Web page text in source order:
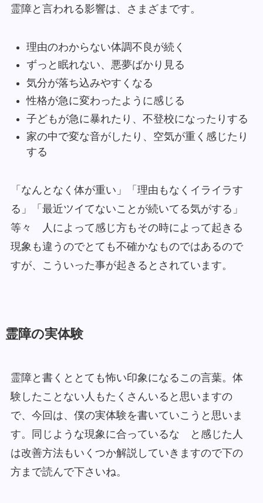
霊障と言われる影響は、さまざまです。
理由のわからない体調不良が続く
ずっと眠れない、悪夢ばかり見る
気分が落ち込みやすくなる
性格が急に変わったように感じる
子どもが急に暴れたり、不登校になったりする
家の中で変な音がしたり、空気が重く感じたり
する
「なんとなく体が重い」「理由もなくイライラす
る」「最近ツイてないことが続いてる気がする」
等々 人によって感じ方もその時によって起きる
現象も違うのでとても不確かなものではあるので
すが、こういった事が起きるとされています。
霊障の実体験
霊障と書くととても怖い印象になるこの言葉。体
験したことない人もたくさんいると思いますの
で、今回は、僕の実体験を書いていこうと思いま
す。同じような現象に合っているな と感じた人
は改善方法もいくつか解説していきますので下の
方まで読んで下さいね。